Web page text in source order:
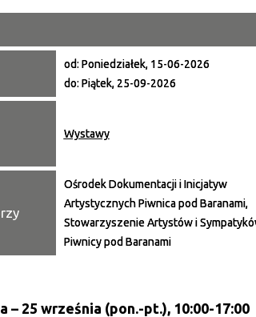
od: Poniedziałek, 15-06-2026
do: Piątek, 25-09-2026
Wystawy
Ośrodek Dokumentacji i Inicjatyw
Artystycznych Piwnica pod Baranami,
Stowarzyszenie Artystów i
Piwnicy pod Baranami
– 25 września (pon.-pt.), 10:00-17:00